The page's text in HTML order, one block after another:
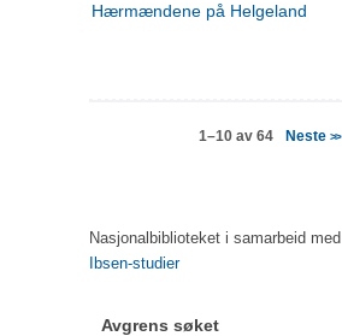
Hærmændene på Helgeland
1–10 av 64 Neste>>
Nasjonalbiblioteket i samarbeid med
Ibsen-studier
Avgrens søket